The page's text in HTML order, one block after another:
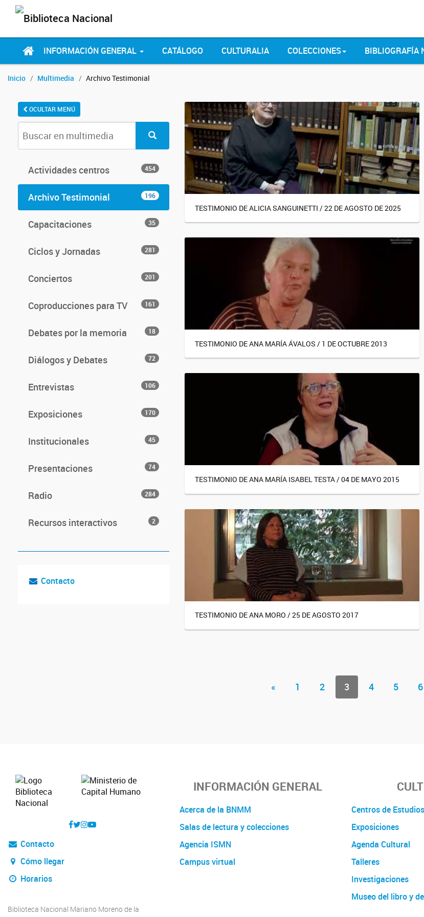
INFORMACIÓN GENERAL CATÁLOGO CULTURALIA COLECCIONES BIBLIOGRAFÍA
Inicio Multimedia Archivo Testimonial
OCULTAR MENÚ
Actividades centros 454
Archivo Testimonial 196
Capacitaciones 35
Ciclos y Jornadas 281
Conciertos 201
Coproducciones para TV 161
Debates por la memoria 18
Diálogos y Debates 72
Entrevistas 106
Exposiciones 170
Institucionales 45
Presentaciones 74
Radio 284
Recursos interactivos 2
Contacto
TESTIMONIO DE ALICIA SANGUINETTI / 22 DE AGOSTO DE 2025
TESTIMONIO DE ANA MARÍA ÁVALOS / 1 DE OCTUBRE 2013
TESTIMONIO DE ANA MARÍA ISABEL TESTA / 04 DE MAYO 2015
TESTIMONIO DE ANA MORO / 25 DE AGOSTO 2017
« 1 2 3 4 5 6
Contacto
Cómo llegar
Horarios
Biblioteca Nacional Mariano Moreno de la
INFORMACIÓN GENERAL
Acerca de la BNMM
Salas de lectura y colecciones
Agencia ISMN
Campus virtual
Centros de Estudios
Exposiciones
Agenda Cultural
Talleres
Investigaciones
Museo del libro y